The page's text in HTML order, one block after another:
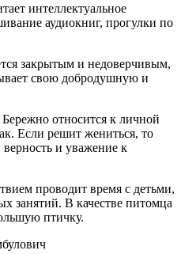
интеллектуальное
аудиокниг, прогулки по
закрытым и недоверчивым,
свою добродушную и
Бережно относится к личной
Если решит жениться, то
верность и уважение к
проводит время с детьми,
занятий. В качестве питомца
птичку.